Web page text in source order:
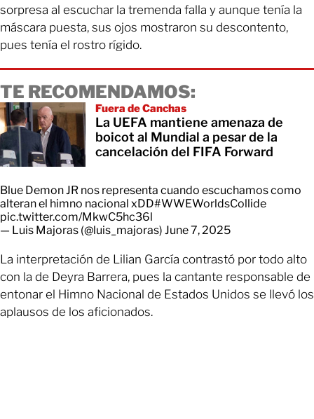
sorpresa al escuchar la tremenda falla y aunque tenía la
máscara puesta, sus ojos mostraron su descontento,
pues tenía el rostro rígido.
TE RECOMENDAMOS:
Fuera de Canchas
La UEFA mantiene amenaza de
boicot al Mundial a pesar de la
cancelación del FIFA Forward
Blue Demon JR nos representa cuando escuchamos como
alteran el himno nacional xDD#WWEWorldsCollide
pic.twitter.com/MkwC5hc36l
— Luis Majoras (@luis_majoras) June 7, 2025
La interpretación de Lilian García contrastó por todo alto
con la de Deyra Barrera, pues la cantante responsable de
entonar el Himno Nacional de Estados Unidos se llevó los
aplausos de los aficionados.